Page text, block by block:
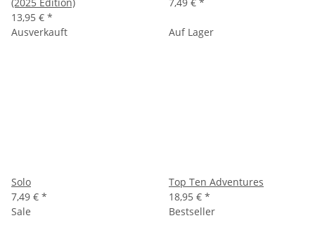
13,95 € *
Ausverkauft
Solo
7,49 € *
Auf Lager
Top Ten Adventures
18,95 € *
Sale
Bestseller